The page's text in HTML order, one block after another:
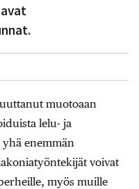
muotoaan
lelu- ja
enemmän
voivat
myös muille